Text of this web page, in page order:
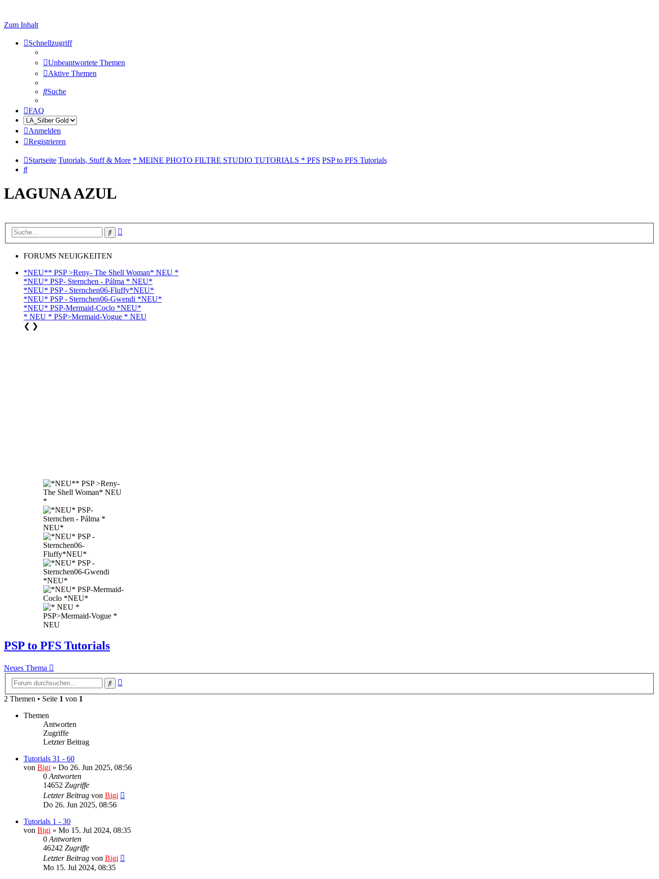
Zum Inhalt
Schnellzugriff
Unbeantwortete Themen
Aktive Themen
Suche
FAQ
Anmelden
Registrieren
Startseite Tutorials, Stuff & More * MEINE PHOTO FILTRE STUDIO TUTORIALS * PFS PSP to PFS Tutorials
Suche
LAGUNA AZUL
Suche
FORUMS NEUIGKEITEN
*NEU** PSP >Reny- The Shell Woman* NEU *
*NEU* PSP- Sternchen - Pálma * NEU*
*NEU* PSP - Sternchen06-Fluffy*NEU*
*NEU* PSP - Sternchen06-Gwendi *NEU*
*NEU* PSP-Mermaid-Coclo *NEU*
* NEU * PSP>Mermaid-Vogue * NEU
❮ ❯
PSP to PFS Tutorials
Neues Thema
Suche
2 Themen • Seite 1 von 1
Themen
Antworten
Zugriffe
Letzter Beitrag
Tutorials 31 - 60
von Bigi » Do 26. Jun 2025, 08:56
0 Antworten
14652 Zugriffe
Letzter Beitrag von Bigi
Do 26. Jun 2025, 08:56
Tutorials 1 - 30
von Bigi » Mo 15. Jul 2024, 08:35
0 Antworten
46242 Zugriffe
Letzter Beitrag von Bigi
Mo 15. Jul 2024, 08:35